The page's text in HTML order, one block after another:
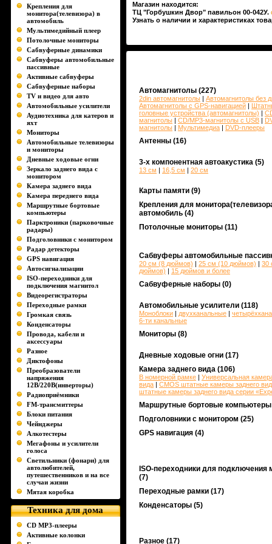
Крепления для
монитора(телевизора) в
автомобиль
Мультимедийный плеер
Потолочные мониторы
Сабвуферные динамики
Сабвуферы автомобильные
пассивные
Активные сабвуферы
Сабвуферные наборы
TV и видео для авто
Автомобильные усилители
Аудиотехника для катеров и
яхт
Мониторы
Автомобильные телевизоры
и мониторы
Дневные ходовые огни
Зеркало заднего вида с
монитором
Камера заднего вида
Камера переднего вида
Маршрутные бортовые
компьютеры
Парктроники (парковочные
радары)
Подголовники с монитором
Радар детекторы
GPS навигация
Автосигнализации
ISO-переходники для
подключения магнитол
Видеорегистраторы
Переходные рамки
Громкая связь
Конденсаторы
Провода, кабели и
аксессуары
Разное
Диктофоны
Преобразователи
напряжения
12В/220В(инверторы)
Радиоприёмники
FM-трансмиттеры
Блоки питания
Чейнджеры
Алкотестеры
Мегафоны и усилители
голоса
Светильники (фонари) для
автолюбителей,
путешественников и на все
случаи жизни
Мятая коробка
Техника для дома
CD MP3-плееры
Активные колонки
Магазин находится:
ТЦ "Горбушкин Двор" павильон 00-042У.
Узнать о наличии и характеристиках
Автомагнитолы (227)
2din автомагнитолы | Автомагнитолы без
Автомагнитолы с GPS-навигацией |
головные устройства (автомагнитолы) |
магнитолы | CD/MP3-магнитолы c USB |
магнитолы | Мультимедиа | DVD-плееры
Антенны (16)
3-х компонентная автоакустика (5)
13 см | 16,5 см | 20 см
Карты памяти (9)
Крепления для
автомобиль (4)
Потолочные мониторы (11)
Сабвуферы автомобильные
20 см (8 дюймов) | 25 см (10 дюймов) | 30
дюймов) | 15 дюймов и более
Сабвуферные наборы (0)
Автомобильные усилители (118)
Моноблоки | двухканальные |
6-ти канальные
Мониторы (8)
Дневные ходовые огни (17)
Камера заднего вида (106)
В номерной рамке | Универсальная
вида | CMOS штатные камеры заднего
штатные камеры заднего вида серии
Маршрутные бортовые компьютеры
Подголовники с монитором (25)
GPS навигация (4)
ISO-переходники для подключения
(7)
Переходные рамки (17)
Конденсаторы (5)
Разное (17)